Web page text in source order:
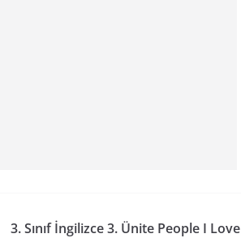
3. Sınıf İngilizce 3. Ünite People I Love